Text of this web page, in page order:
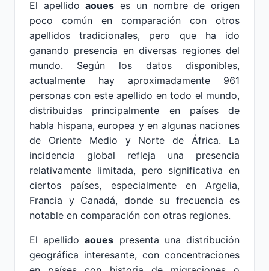
El apellidoaoues es un nombre de origen
poco común en comparación con otros
apellidos tradicionales, pero que ha ido
ganando presencia en diversas regiones del
mundo. Según los datos disponibles,
actualmente hay aproximadamente 961
personas con este apellido en todo el mundo,
distribuidas principalmente en países de
habla hispana, europea y en algunas naciones
de Oriente Medio y Norte de África. La
incidencia global refleja una presencia
relativamente limitada, pero significativa en
ciertos países, especialmente en Argelia,
Francia y Canadá, donde su frecuencia es
notable en comparación con otras regiones.
El apellidoaoues presenta una distribución
geográfica interesante, con concentraciones